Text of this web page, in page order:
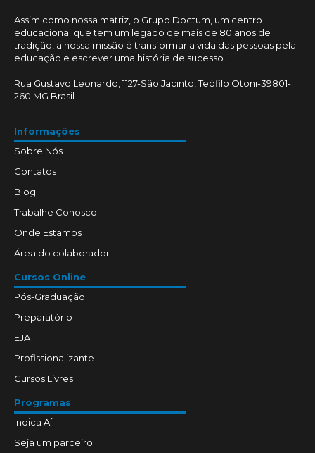
Assim como nossa matriz, o Grupo Doctum, um centro
educacional que tem um legado de mais de 80 anos de
tradição, a nossa missão é transformar a vida das pessoas pela
educação e escrever uma história de sucesso.
Rua Gustavo Leonardo, 1127-São Jacinto, Teófilo Otoni-39801-
260 MG Brasil
Informações
Sobre Nós
Contatos
Blog
Trabalhe Conosco
Onde Estamos
Área do colaborador
Cursos Online
Pós-Graduação
Preparatório
EJA
Profissionalizante
Cursos Livres
Programas
Indica Aí
Seja um parceiro